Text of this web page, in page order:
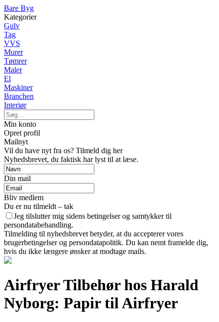
Bare Byg
Kategorier
Gulv
Tag
VVS
Murer
Tømrer
Maler
El
Maskiner
Branchen
Interiør
Min konto
Opret profil
Mailnyt
Vil du have nyt fra os? Tilmeld dig her
Nyhedsbrevet, du faktisk har lyst til at læse.
Din mail
Bliv medlem
Du er nu tilmeldt – tak
Jeg tilslutter mig sidens betingelser og samtykker til
persondatabehandling.
Tilmelding til nyhedsbrevet betyder, at du accepterer vores
brugerbetingelser og persondatapolitik. Du kan nemt framelde dig,
hvis du ikke længere ønsker at modtage mails.
Airfryer Tilbehør hos Harald
Nyborg: Papir til Airfryer